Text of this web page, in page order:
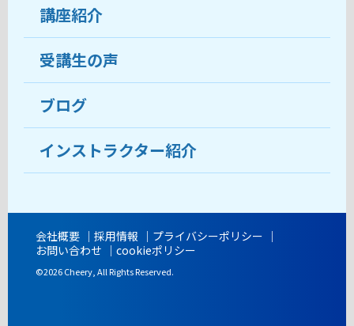
受講生の声
おすすめ・人気の講座
目的から講座を探す
教室ブログ
開講時間
ココがおすすめ
料金
受講までの流れ
よくあるご質問
講座紹介
受講生の声
ブログ
インストラクター紹介
会社概要 採用情報
プライバシーポリシー
お問い合わせ
cookieポリシー
©2026 Cheery, All Rights Reserved.